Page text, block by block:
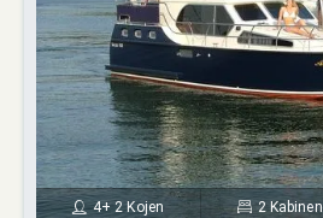
4+ 2 Kojen 2 Kabinen